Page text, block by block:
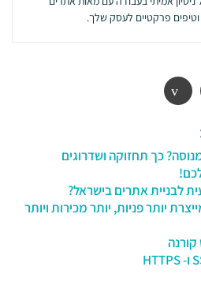
פרקטיים לעסק שלך.
אימייל
כך תחזוקה ושדרוגים
לבניית אתרים בישראל?
יותר פניות, יותר מכירות ויותר